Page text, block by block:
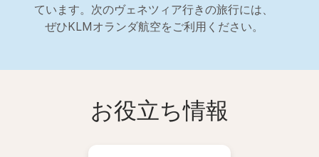
ています。次のヴェネツィア行きの旅行には、
ぜひKLMオランダ航空をご利用ください。
お役立ち情報